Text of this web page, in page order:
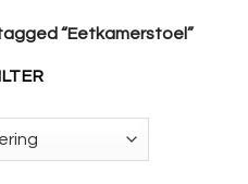
“Eetkamerstoel”